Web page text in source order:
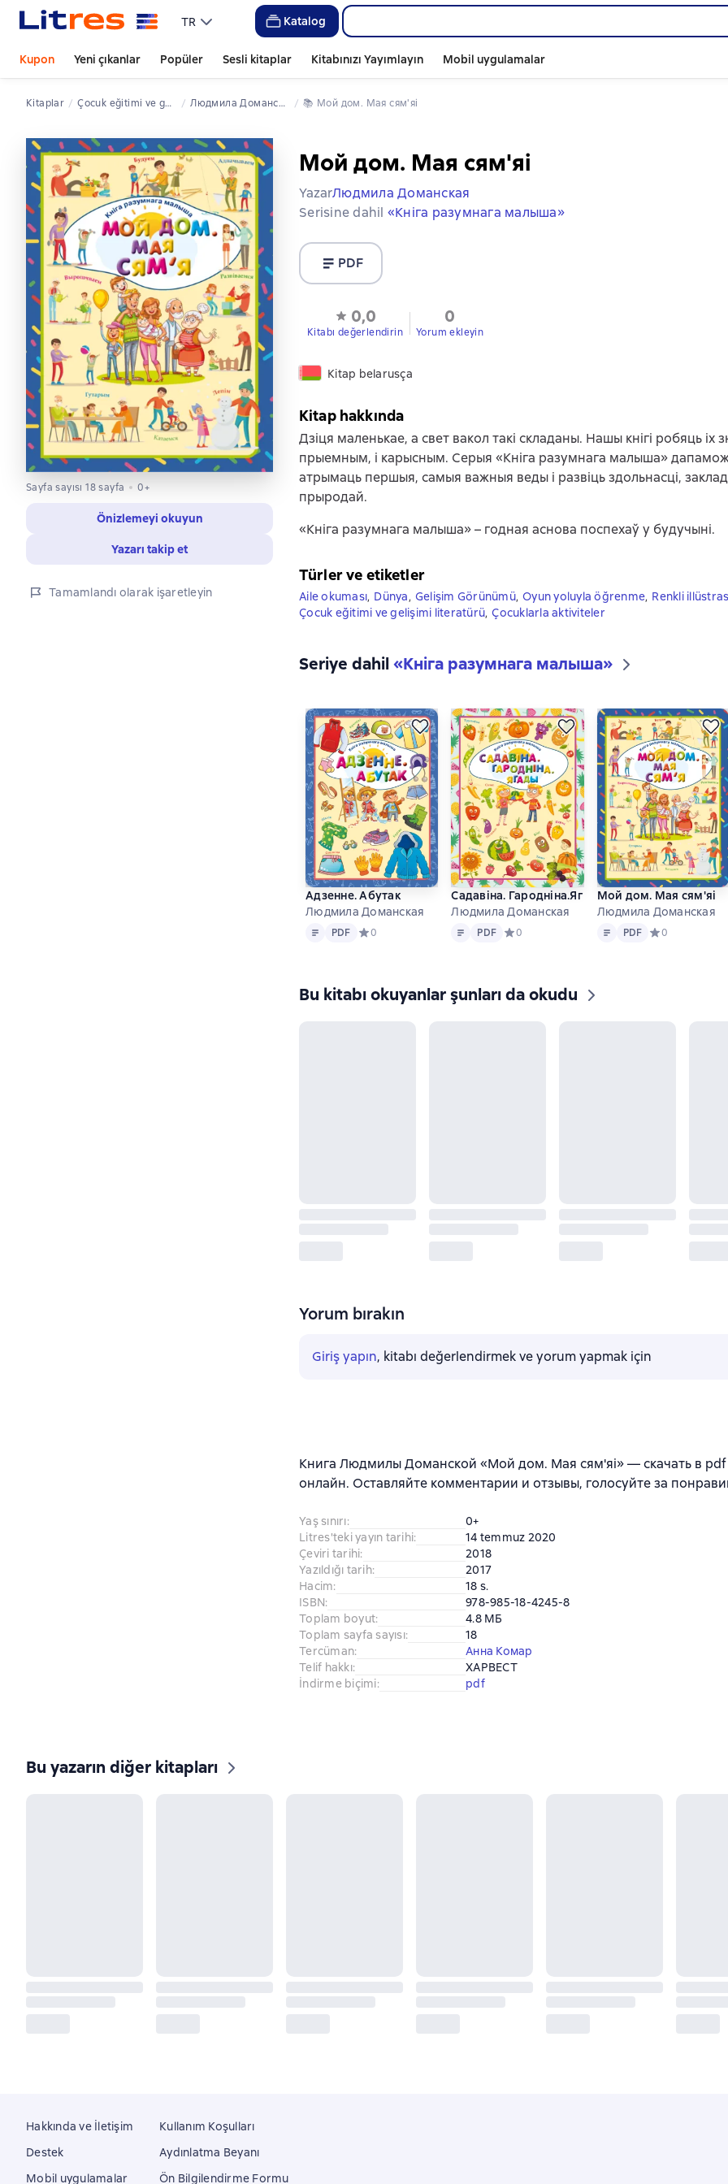
TR Katalog
Kupon Yeni çıkanlar Popüler Sesli kitaplar Kitabınızı Yayımlayın Mobil uygulamalar
Kitaplar çocuk eğitimi ve gelişimi literatürü Людмила Доманская 📚 Мой дом. Мая сям'яі
Sayfa sayısı 18 sayfa 0+
Önizlemeyi okuyun
Yazarı takip et
Tamamlandı olarak işaretleyin
Мой дом. Мая сям'яі
YazarЛюдмила Доманская
Serisine dahil «Кніга разумнага малыша»
PDF
0,0
Kitabı değerlendirin
0
Yorum ekleyin
Kitap belarusça
Kitap hakkında
Дзіця маленькае, а свет вакол такі складаны. Нашы кнігі робяць іх
прыемным, і карысным. Серыя «Кніга разумнага малыша»
атрымаць першыя, самыя важныя веды і развіць здольнасці,
прыродай.
«Кніга разумнага малыша» – годная аснова поспехаў у будучыні.
Türler ve etiketler
Aile okuması, Dünya, Gelişim Görünümü, Oyun yoluyla öğrenme, Renkli
Çocuk eğitimi ve gelişimi literatürü, Çocuklarla aktiviteler
Seriye dahil«Кніга разумнага малыша»
Адзенне. Абутак
Людмила Доманская
Metin PDF
PDF Средний рейтинг 0 на основе 0 оценок
0
Садавіна. Гародніна.Ягады
Людмила Доманская
Metin PDF
PDF Средний рейтинг 0 на основе 0 оценок
0
Мой дом. Мая сям'яі
Людмила Доманская
Metin PDF
PDF Средний
0
Bu kitabı okuyanlar şunları da okudu
Yorum bırakın
Giriş yapın, kitabı değerlendirmek ve yorum yapmak için
Книга Людмилы Доманской «Мой дом. Мая сям'яі» — скачать в pdf
онлайн. Оставляйте комментарии и отзывы, голосуйте за
Yaş sınırı:
0+
Litres'teki yayın tarihi:
14 temmuz 2020
Çeviri tarihi:
2018
Yazıldığı tarih:
2017
Hacim:
18 s.
ISBN:
978-985-18-4245-8
Toplam boyut:
4.8 МБ
Toplam sayfa sayısı:
18
Tercüman:
Анна Комар
Telif hakkı:
ХАРВЕСТ
İndirme biçimi: pdf
Bu yazarın diğer kitapları
Hakkında ve İletişim
Destek
Mobil uygulamalar
Kullanım Koşulları
Aydınlatma Beyanı
Ön Bilgilendirme Formu